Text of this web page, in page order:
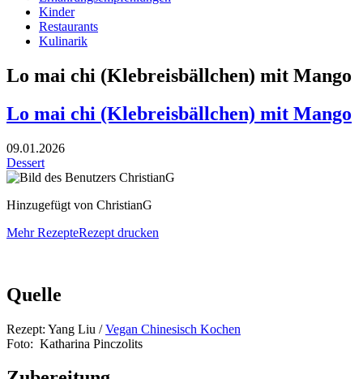
Kinder
Restaurants
Kulinarik
Lo mai chi (Klebreisbällchen) mit Mango
Lo mai chi (Klebreisbällchen) mit Mango
09.01.2026
Dessert
Hinzugefügt von ChristianG
Mehr RezepteRezept drucken
Quelle
Rezept: Yang Liu /Vegan Chinesisch Kochen
Foto: Katharina Pinczolits